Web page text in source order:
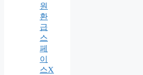
원
환
급
스
페
이
스X